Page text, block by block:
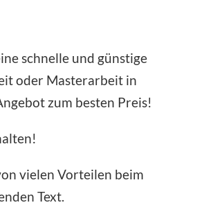
schnelle und günstige
oder Masterarbeit in
zum besten Preis!
vielen Vorteilen beim
Text.